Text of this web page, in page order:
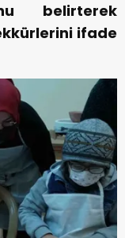
belirterek
ifade